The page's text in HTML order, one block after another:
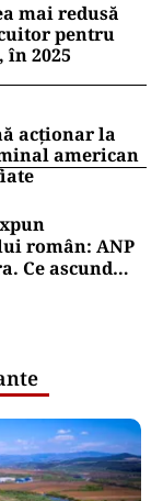
mai redusă
pentru
în 2025
acționar la
american
român: ANP
Ce ascund